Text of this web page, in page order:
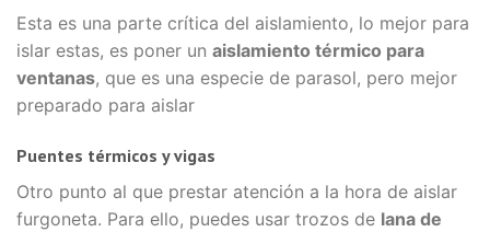
Esta es una parte crítica del aislamiento, lo mejor para
islar estas, es poner un aislamiento térmico para
ventanas, que es una especie de parasol, pero mejor
preparado para aislar
Puentes térmicos y vigas
Otro punto al que prestar atención a la hora de aislar
furgoneta. Para ello, puedes usar trozos de lana de